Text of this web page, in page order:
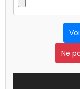
Ne